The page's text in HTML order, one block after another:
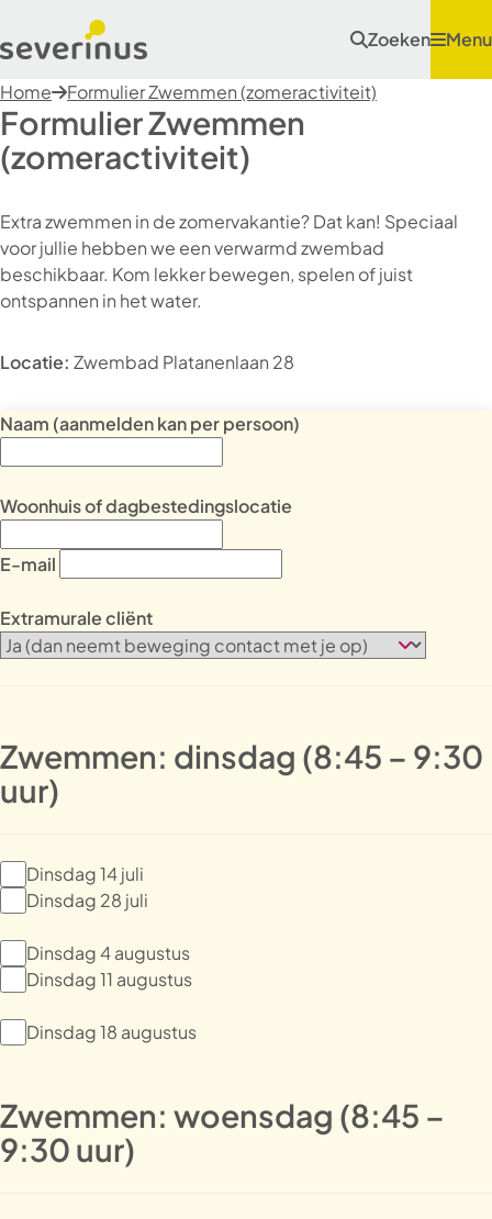
Zoeken Menu
Home Formulier Zwemmen (zomeractiviteit)
Formulier Zwemmen
(zomeractiviteit)
Extra zwemmen in de zomervakantie? Dat kan! Speciaal
voor jullie hebben we een verwarmd zwembad
beschikbaar. Kom lekker bewegen, spelen of juist
ontspannen in het water.
Locatie: Zwembad Platanenlaan 28
Naam (aanmelden kan per persoon)
Woonhuis of dagbestedingslocatie
E-mail
Extramurale cliënt
Zwemmen: dinsdag (8:45 – 9:30
uur)
Dinsdag 14 juli
Dinsdag 28 juli
Dinsdag 4 augustus
Dinsdag 11 augustus
Dinsdag 18 augustus
Zwemmen: woensdag (8:45 –
9:30 uur)